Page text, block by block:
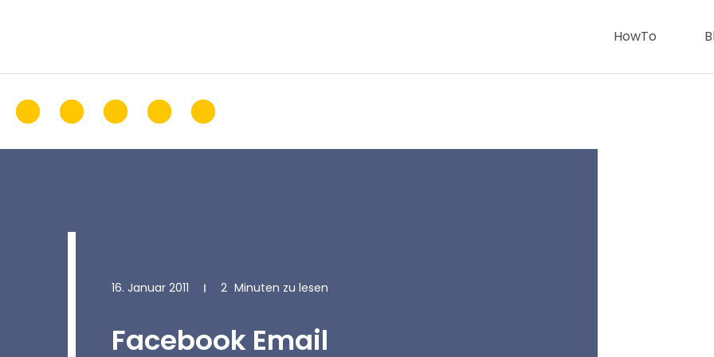
HowTo
16. Januar 2011 2 Minuten zu lesen
Facebook Email